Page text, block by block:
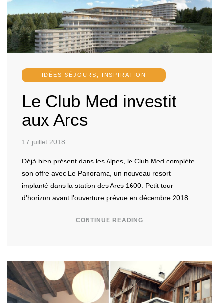
IDÉES SÉJOURS INSPIRATION
Le Club Med investit
aux Arcs
17 juillet 2018
Déjà bien présent dans les Alpes, le Club Med complète
son offre avec Le Panorama, un nouveau resort
implanté dans la station des Arcs 1600. Petit tour
d’horizon avant l’ouverture prévue en décembre 2018.
CONTINUE READING